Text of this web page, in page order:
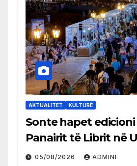
AKTUALITET KULTURË
Sonte hapet edicioni
Panairit të Librit në
05/08/2026 ADMINI